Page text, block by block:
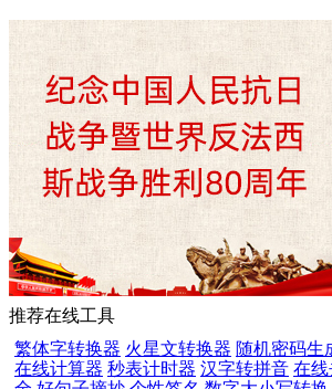
推荐在线工具
繁体字转换器 火星文转换器 随机密码生
在线计算器 秒表计时器 汉字转拼音 在